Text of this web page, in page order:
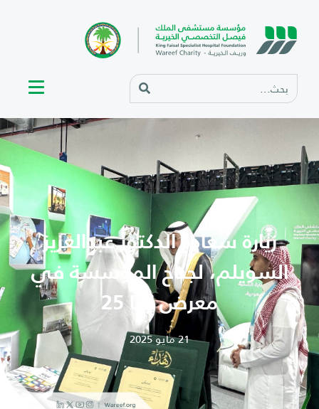
زيارة سعادة الدكتور عبدالعزيز
السويلم، لجناح المؤسسة في
معرض إينا 25
21 مايو 2025